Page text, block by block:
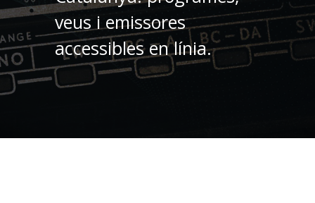
veus i emissores
accessibles en línia.